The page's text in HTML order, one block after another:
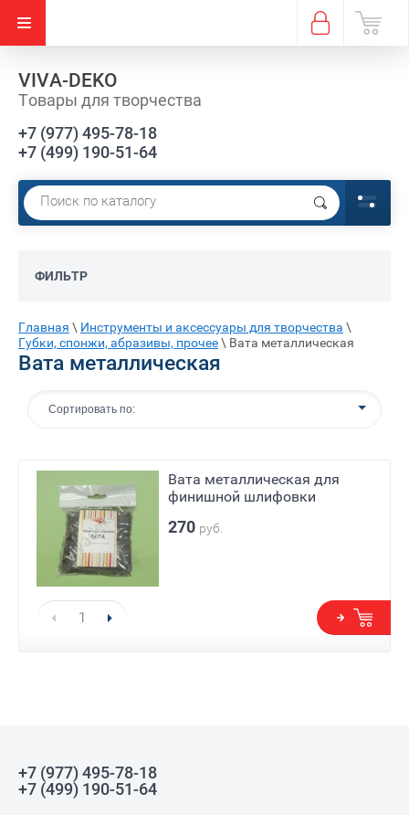
VIVA-DEKO
Товары для творчества
+7 (977) 495-78-18
+7 (499) 190-51-64
ФИЛЬТР
Главная \ Инструменты и аксессуары для творчества \
Губки, спонжи, абразивы, прочее\ Вата металлическая
Вата металлическая
Сортировать по:
Вата металлическая для
финишной шлифовки
270 руб.
+7 (977) 495-78-18
+7 (499) 190-51-64